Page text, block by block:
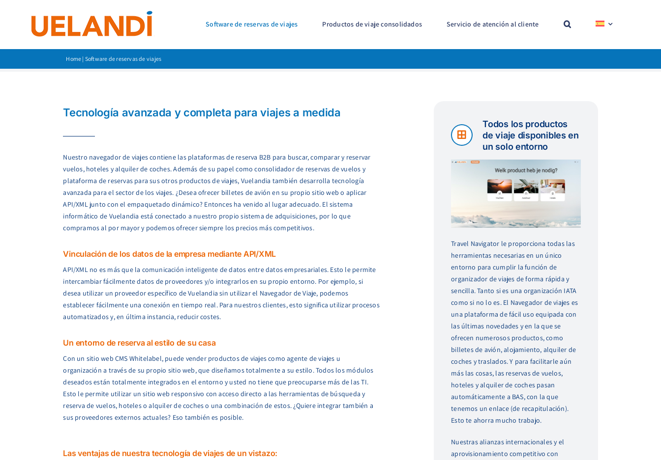
Software de reservas de viajes Productos de viaje consolidados Servicio de atención al cliente
Home | Software de reservas de viajes
Tecnología avanzada y completa para viajes a medida
Nuestro navegador de viajes contiene las plataformas de reserva B2B para buscar, comparar y reservar
vuelos, hoteles y alquiler de coches. Además de su papel como consolidador de reservas de vuelos y
plataforma de reservas para sus otros productos de viajes, Vuelandia también desarrolla tecnología
avanzada para el sector de los viajes. ¿Desea ofrecer billetes de avión en su propio sitio web o aplicar
API/XML junto con el empaquetado dinámico? Entonces ha venido al lugar adecuado. El sistema
informático de Vuelandia está conectado a nuestro propio sistema de adquisiciones, por lo que
compramos al por mayor y podemos ofrecer siempre los precios más competitivos.
Vinculación de los datos de la empresa mediante API/XML
API/XML no es más que la comunicación inteligente de datos entre datos empresariales. Esto le permite
intercambiar fácilmente datos de proveedores y/o integrarlos en su propio entorno. Por ejemplo, si
desea utilizar un proveedor específico de Vuelandia sin utilizar el Navegador de Viaje, podemos
establecer fácilmente una conexión en tiempo real. Para nuestros clientes, esto significa utilizar procesos
automatizados y, en última instancia, reducir costes.
Un entorno de reserva al estilo de su casa
Con un sitio web CMS Whitelabel, puede vender productos de viajes como agente de viajes u
organización a través de su propio sitio web, que diseñamos totalmente a su estilo. Todos los módulos
deseados están totalmente integrados en el entorno y usted no tiene que preocuparse más de las TI.
Esto le permite utilizar un sitio web responsivo con acceso directo a las herramientas de búsqueda y
reserva de vuelos, hoteles o alquiler de coches o una combinación de estos. ¿Quiere integrar también a
sus proveedores externos actuales? Eso también es posible.
Las ventajas de nuestra tecnología de viajes de un vistazo:
Todos los productos
de viaje disponibles en
un solo entorno
Travel Navigator le proporciona todas las
herramientas necesarias en un único
entorno para cumplir la función de
organizador de viajes de forma rápida y
sencilla. Tanto si es una organización IATA
como si no lo es. El Navegador de viajes es
una plataforma de fácil uso equipada con
las últimas novedades y en la que se
ofrecen numerosos productos, como
billetes de avión, alojamiento, alquiler de
coches y traslados. Y para facilitarle aún
más las cosas, las reservas de vuelos,
hoteles y alquiler de coches pasan
automáticamente a BAS, con la que
tenemos un enlace (de recapitulación).
Esto te ahorra mucho trabajo.
Nuestras alianzas internacionales y el
aprovisionamiento competitivo con